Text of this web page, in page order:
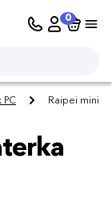
0
PC
Raipei mini